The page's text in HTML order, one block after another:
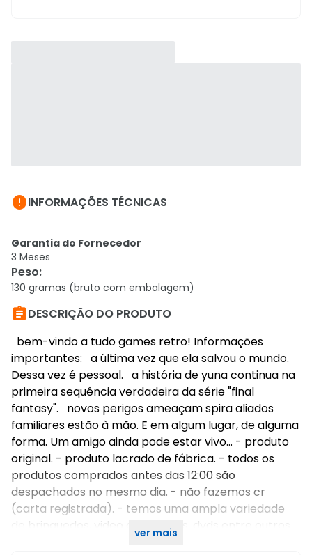
INFORMAÇÕES TÉCNICAS
Garantia do Fornecedor
3 Meses
Peso:
130 gramas (bruto com embalagem)
DESCRIÇÃO DO PRODUTO
bem-vindo a tudo games retro! Informações
importantes: a última vez que ela salvou o mundo.
Dessa vez é pessoal. a história de yuna continua na
primeira sequência verdadeira da série "final
fantasy". novos perigos ameaçam spira aliados
familiares estão à mão. E em algum lugar, de alguma
forma. Um amigo ainda pode estar vivo... - produto
original. - produto lacrado de fábrica. - todos os
produtos comprados antes das 12:00 são
despachados no mesmo dia. - não fazemos cr
(carta registrada). - temos uma ampla variedade
de brinquedos, video games, cds, dvds entre outros
ver mais